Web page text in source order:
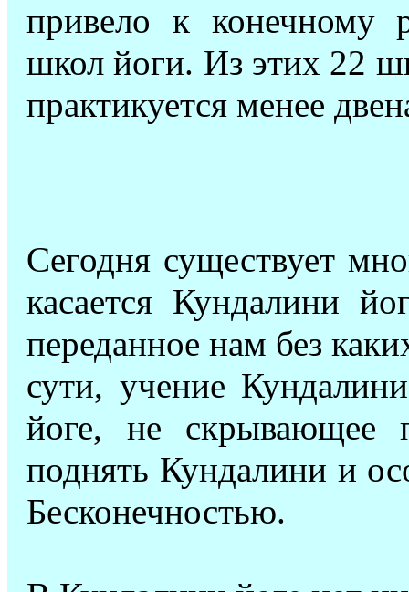
привело к конечному
школ йоги. Из этих 22
практикуется менее
Сегодня существует
касается Кундалини
переданное нам без
сути, учение
йоге, не
поднять Кундалини и
Бесконечностью.